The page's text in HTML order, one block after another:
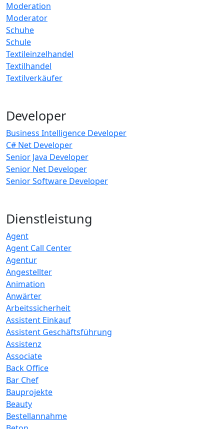
Moderation
Moderator
Schuhe
Schule
Textileinzelhandel
Textilhandel
Textilverkäufer
Developer
Business Intelligence Developer
C# Net Developer
Senior Java Developer
Senior Net Developer
Senior Software Developer
Dienstleistung
Agent
Agent Call Center
Agentur
Angestellter
Animation
Anwärter
Arbeitssicherheit
Assistent Einkauf
Assistent Geschäftsführung
Assistenz
Associate
Back Office
Bar Chef
Bauprojekte
Beauty
Bestellannahme